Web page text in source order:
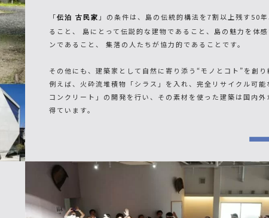
「伝泊 古民家 」の条件は、島の伝統的構法を7割以上残す50
ること、 島にとって伝説的な建物であること、島の魅力を体
ンであること、 集落の人たちが協力的であることです。
その他にも、建築家として自然に寄り添う“モノとコト”を創り
例えば、火砕流堆積物「シラス」を入れ、完全リサイクル可能
コンクリート」の開発を行い、その素材を使った建築は国内外
得ています。